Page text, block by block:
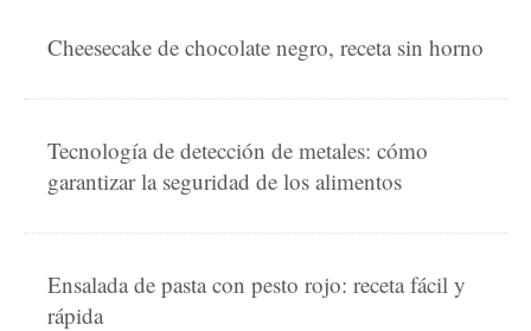
Cheesecake de chocolate negro, receta sin horno
Tecnología de detección de metales: cómo
garantizar la seguridad de los alimentos
Ensalada de pasta con pesto rojo: receta fácil y
rápida